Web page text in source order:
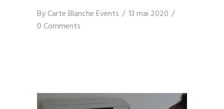
ByCarte Blanche Events
13 mai 2020
0 Comments